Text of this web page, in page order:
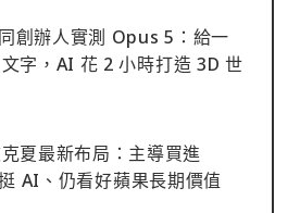
創辦人實測 Opus 5：給一
字，AI 花 2 小時打造 3D 世
夏最新布局：主導買進
AI、仍看好蘋果長期價值